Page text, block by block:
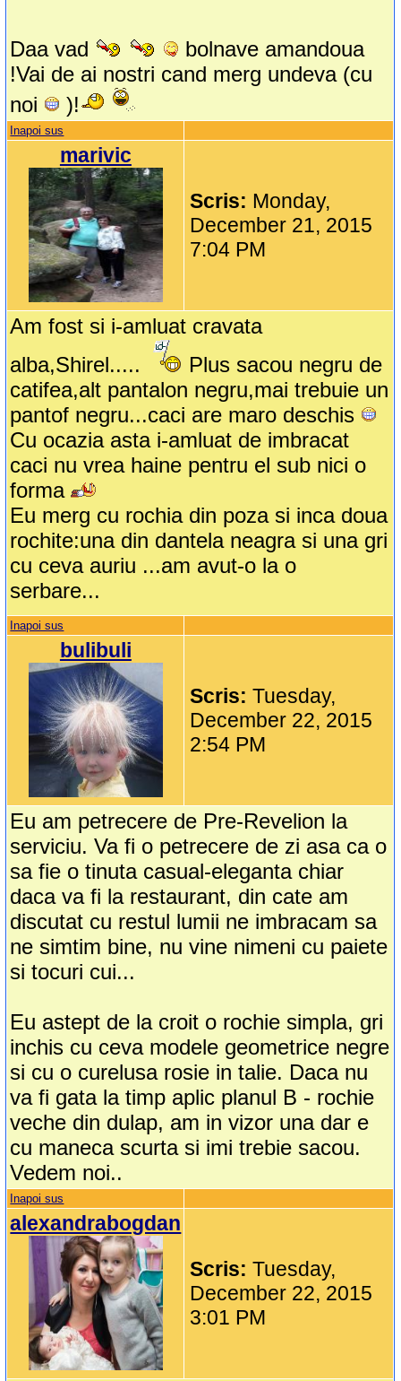
Daa vad
bolnave amandoua
!Vai de ai nostri cand merg undeva (cu
noi
)!
Inapoi sus
marivic
Scris: Monday,
December 21, 2015
7:04 PM
Am fost si i-amluat cravata
alba,Shirel.....
Plus sacou negru de
catifea,alt pantalon negru,mai trebuie un
pantof negru...caci are maro deschis
Cu ocazia asta i-amluat de imbracat
caci nu vrea haine pentru el sub nici o
forma
Eu merg cu rochia din poza si inca doua
rochite:una din dantela neagra si una gri
cu ceva auriu ...am avut-o la o
serbare...
Inapoi sus
bulibuli
Scris:Tuesday,
December 22, 2015
2:54 PM
Eu am petrecere de Pre-Revelion la
serviciu. Va fi o petrecere de zi asa ca o
sa fie o tinuta casual-eleganta chiar
daca va fi la restaurant, din cate am
discutat cu restul lumii ne imbracam sa
ne simtim bine, nu vine nimeni cu paiete
si tocuri cui...
Eu astept de la croit o rochie simpla, gri
inchis cu ceva modele geometrice negre
si cu o curelusa rosie in talie. Daca nu
va fi gata la timp aplic planul B - rochie
veche din dulap, am in vizor una dar e
cu maneca scurta si imi trebie sacou.
Vedem noi..
Inapoi sus
alexandrabogdan
Scris:Tuesday,
December 22, 2015
3:01 PM